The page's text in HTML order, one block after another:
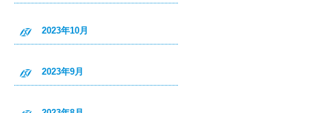
2023年10月
2023年9月